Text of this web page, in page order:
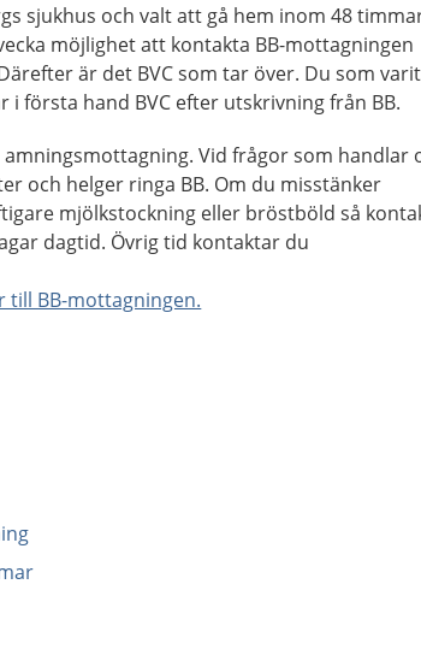
sjukhus och valt att gå hem inom 48
möjlighet att kontakta BB-mottagningen
är det BVC som tar över. Du som
i första hand BVC efter utskrivning från BB.
Vid frågor som handlar
och helger ringa BB. Om du misstänker
mjölkstockning eller bröstböld så
dagtid. Övrig tid kontaktar du
till BB-mottagningen.